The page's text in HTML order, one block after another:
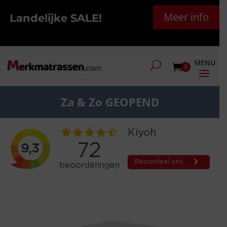
Landelijke SALE! Meer info
0
Za & Zo GEOPEND